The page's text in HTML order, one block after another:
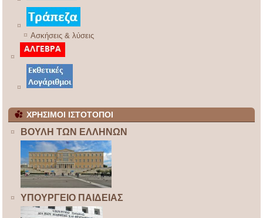
Ασκήσεις & λύσεις
ΧΡΗΣΙΜΟΙ ΙΣΤΟΤΟΠΟΙ
ΒΟΥΛΗ ΤΩΝ ΕΛΛΗΝΩΝ
ΥΠΟΥΡΓΕΙΟ ΠΑΙΔΕΙΑΣ